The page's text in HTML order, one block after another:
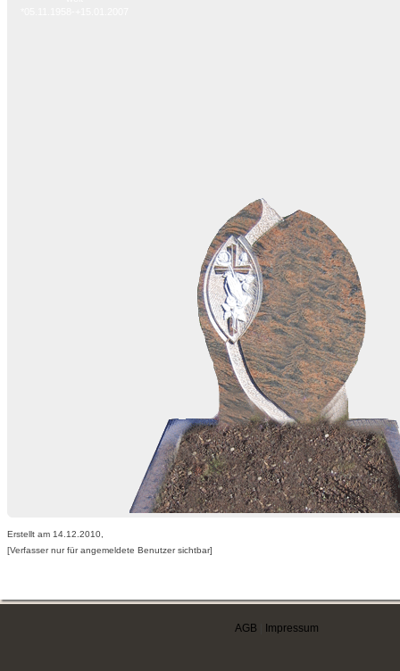
Erstellt am 14.12.2010,
[Verfasser nur für angemeldete Benutzer sichtbar]
AGB Impressum